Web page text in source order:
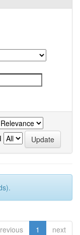
1 next